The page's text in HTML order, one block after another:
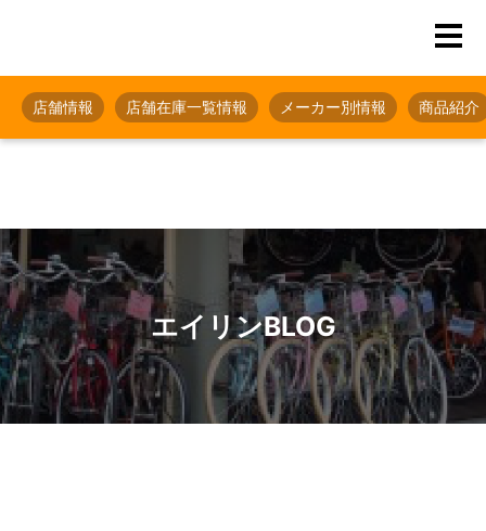
店舗情報 店舗在庫一覧情報 メーカー別情報 商品紹介
エイリンBLOG